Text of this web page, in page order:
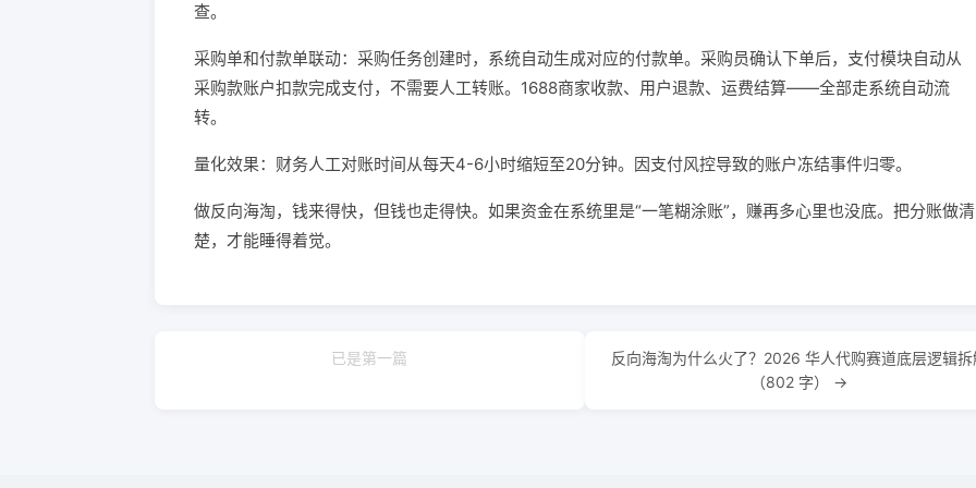
查。
采购单和付款单联动：采购任务创建时，系统自动生成对应的付款单。采购员确认下单后，支付模块自动从
采购款账户扣款完成支付，不需要人工转账。1688商家收款、用户退款、运费结算——全部走系统自动流
转。
量化效果：财务人工对账时间从每天4-6小时缩短至20分钟。因支付风控导致的账户冻结事件归零。
做反向海淘，钱来得快，但钱也走得快。如果资金在系统里是“一笔糊涂账”，赚再多心里也没底。把分账做清
楚，才能睡得着觉。
已是第一篇
反向海淘为什么火了？2026 华人代购赛道底层逻辑拆
（802 字） →